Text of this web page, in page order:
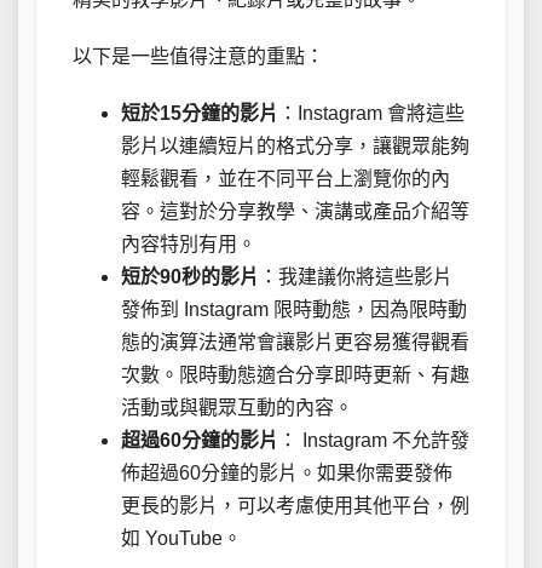
以下是一些值得注意的重點：
短於15分鐘的影片 ：Instagram 會將這些
影片以連續短片的格式分享，讓觀眾能夠
輕鬆觀看，並在不同平台上瀏覽你的內
容。這對於分享教學、演講或產品介紹等
內容特別有用。
短於90秒的影片 ：我建議你將這些影片
發佈到 Instagram 限時動態，因為限時動
態的演算法通常會讓影片更容易獲得觀看
次數。限時動態適合分享即時更新、有趣
活動或與觀眾互動的內容。
超過60分鐘的影片 ： Instagram 不允許發
佈超過60分鐘的影片。如果你需要發佈
更長的影片，可以考慮使用其他平台，例
如 YouTube。